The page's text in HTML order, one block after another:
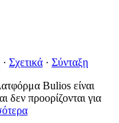
· Σχετικά · Σύνταξη
Bulios είναι
δεν προορίζονται για